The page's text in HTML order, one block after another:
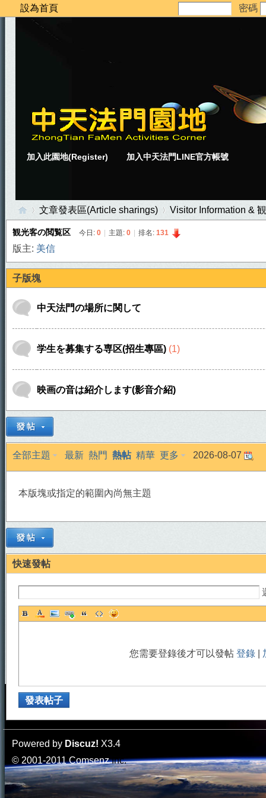
設為首頁 密碼
加入此園地(Register) 加入中天法門LINE官方帳號
中
天
法
門
»
文章發表區(Article sharings)
›
Visitor Information &
観光客の閲覧区 今日: 0 主題: 0 排名: 131
版主: 美信
子版塊
中天法門の場所に関して
学生を募集する専区(招生專區) (1)
映画の音は紹介します(影音介紹)
全部主題 最新 熱門 熱帖 精華 更多 2026-08-07
本版塊或指定的範圍內尚無主題
快速發帖
您需要登錄後才可以發帖 登錄
發表帖子
Powered by Discuz! X3.4
© 2001-2011ComsenzInc.